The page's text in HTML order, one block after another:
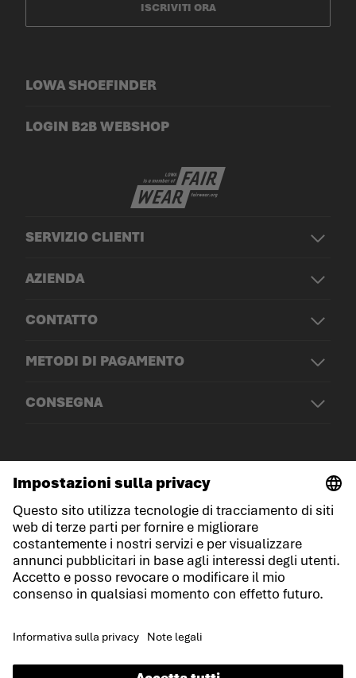
SERVIZIO CLIENTI
AZIENDA
CONTATTO
METODI DI PAGAMENTO
CONSEGNA
LOWA SHOEFINDER
LOGIN B2B WEBSHOP
ISCRIVITI ORA
© LOWA Sportschuhe GmbH
Note legali
Protezione dei dati
Cookies
Condizioni di gara